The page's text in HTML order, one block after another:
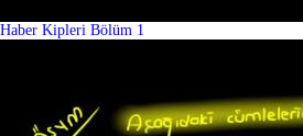
Haber Kipleri Bölüm 1